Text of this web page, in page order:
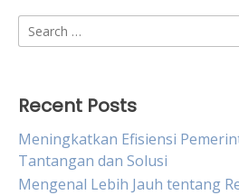
Search
for:
Recent Posts
Meningkatkan Efisiensi
Tantangan dan Solusi
Mengenal Lebih Jauh tentang